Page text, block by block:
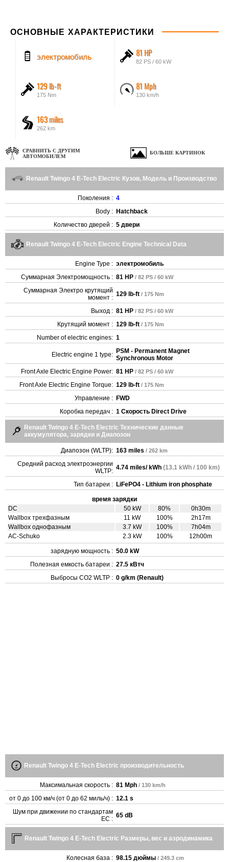
ОСНОВНЫЕ ХАРАКТЕРИСТИКИ
электромобиль 81 HP
82 PS / 60 kW
129 lb-ft
175 Nm
81 Mph
130 km/h
163 miles
262 km
СРАВНИТЬ С ДРУГИМ
АВТОМОБИЛЕМ
БОЛЬШЕ КАРТИНОК
Renault Twingo 4 E-Tech Electric Кузов, Модель и Производство
Поколения : 4
Body : Hatchback
Количество дверей : 5 двери
Renault Twingo 4 E-Tech Electric Engine Technical Data
Engine Type : электромобиль
Суммарная Электромощность : 81 HP / 82 PS / 60 kW
Суммарная Электро крутящий
момент : 129 lb-ft / 175 Nm
Выход : 81 HP / 82 PS / 60 kW
Крутящий момент : 129 lb-ft / 175 Nm
Number of electric engines: 1
Electric engine 1 type: PSM - Permanent Magnet
Synchronous Motor
Front Axle Electric Engine Power: 81 HP / 82 PS / 60 kW
Front Axle Electric Engine Torque: 129 lb-ft / 175 Nm
Управление : FWD
Коробка передач : 1 Скорость Direct Drive
Renault Twingo 4 E-Tech Electric Технические данные
аккумулятора, зарядки и Диапозон
Диапозон (WLTP): 163 miles / 262 km
Средний расход электроэнергии
WLTP: 4.74 miles/ kWh (13.1 kWh / 100 km)
Тип батареи : LiFePO4 - Lithium iron phosphate
время зарядки
DC
50 kW 80%
0h30m
Wallbox трехфазным
11 kW 100%
2h17m
Wallbox однофазным
3.7 kW 100%
7h04m
AC-Schuko
2.3 kW 100% 12h00m
зарядную мощность : 50.0 kW
Полезная емкость батареи : 27.5 кВтч
Выбросы CO2 WLTP : 0 g/km (Renault)
Renault Twingo 4 E-Tech Electric производительность
Максимальная скорость : 81 Mph / 130 km/h
от 0 до 100 км/ч (от 0 до 62 миль/ч) : 12.1 s
Шум при движении по стандартам
ЕС : 65 dB
Renault Twingo 4 E-Tech Electric Размеры, вес и аэродинамика
Колесная база : 98.15 дюймы / 249.3 cm